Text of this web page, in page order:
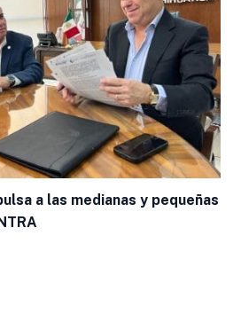
a las medianas y pequeñas